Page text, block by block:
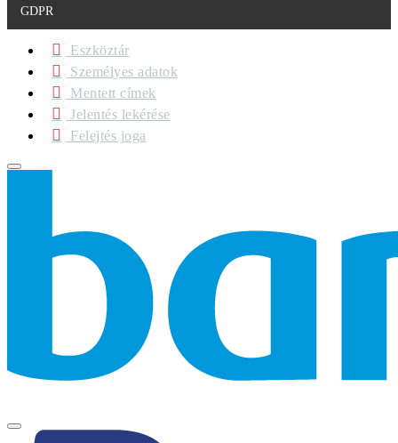
GDPR
Eszköztár
Személyes adatok
Mentett címek
Jelentés lekérése
Felejtés joga